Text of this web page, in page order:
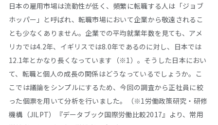
日本の雇用市場は流動性が低く、頻繁に転職する人は「ジョブ
ホッパー」と呼ばれ、転職市場において企業から敬遠されるこ
とも少なくありません。企業での平均就業年数を見ても、アメ
リカでは4.2年、イギリスでは8.0年であるのに対し、日本では
12.1年とかなり長くなっています（※1）。そうした日本におい
て、転職と個人の成長の関係はどうなっているでしょうか。こ
こでは議論をシンプルにするため、今回の調査から正社員に絞
った個票を用いて分析を行いました。（※1労働政策研究・研修
機構（JILPT）『データブック国際労働比較2017』より、常用